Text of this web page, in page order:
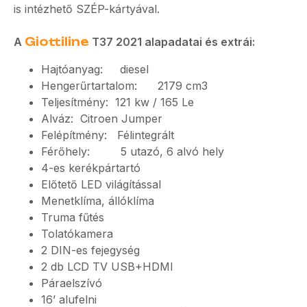
is intézhető SZÉP-kártyával.
A Giottiline T37 2021 alapadatai és extrái:
Hajtóanyag: diesel
Hengerűrtartalom: 2179 cm3
Teljesítmény: 121 kw / 165 Le
Alváz: Citroen Jumper
Felépítmény: Félintegrált
Férőhely: 5 utazó, 6 alvó hely
4-es kerékpártartó
Előtető LED világítással
Menetklíma, állóklíma
Truma fűtés
Tolatókamera
2 DIN-es fejegység
2 db LCD TV USB+HDMI
Páraelszívó
16’ alufelni